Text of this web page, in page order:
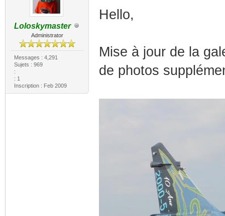
Loloskymaster
Administrator
Messages : 4,291
Sujets : 969
:
: 1
Inscription : Feb 2009
Hello,
Mise à jour de la
de photos